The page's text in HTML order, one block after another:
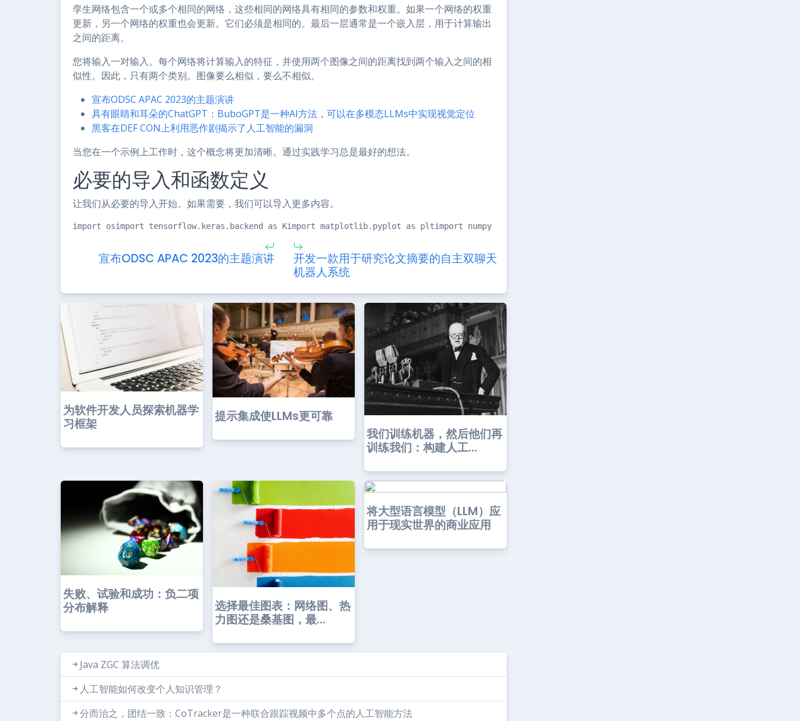
孪生网络包含一个或多个相同的网络，这些相同的网络具有相同的参数和权重。如果一个网络的权重
更新，另一个网络的权重也会更新。它们必须是相同的。最后一层通常是一个嵌入层，用于计算输出
之间的距离。
您将输入一对输入。每个网络将计算输入的特征，并使用两个图像之间的距离找到两个输入之间的相
似性。因此，只有两个类别。图像要么相似，要么不相似。
宣布ODSC APAC 2023的主题演讲
具有眼睛和耳朵的ChatGPT：BuboGPT是一种AI方法，可以在多模态LLMs中实现视觉定位
黑客在DEF CON上利用恶作剧揭示了人工智能的漏洞
当您在一个示例上工作时，这个概念将更加清晰。通过实践学习总是最好的想法。
必要的导入和函数定义
让我们从必要的导入开始。如果需要，我们可以导入更多内容。
import osimport tensorflow.keras.backend as Kimport matplotlib.pyplot as pltimport numpy as npimport tensorflow as tffrom tensorflow.keras.models
宣布ODSC APAC 2023的主题演讲
开发一款用于研究论文摘要的自主双聊天
机器人系统
为软件开发人员探索机器学
习框架
提示集成使LLMs更可靠
我们训练机器，然后他们再
训练我们：构建人工...
失败、试验和成功：负二项
分布解释
选择最佳图表：网络图、热
力图还是桑基图，最...
将大型语言模型（LLM）应
用于现实世界的商业应用
Java ZGC 算法调优
人工智能如何改变个人知识管理？
分而治之，团结一致：CoTracker是一种联合跟踪视频中多个点的人工智能方法